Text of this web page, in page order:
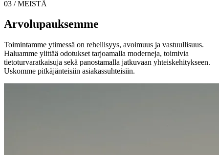
03 / MEISTÄ
Arvolupauksemme
Toimintamme ytimessä on rehellisyys, avoimuus ja vastuullisuus.
Haluamme ylittää odotukset tarjoamalla moderneja, toimivia
tietoturvaratkaisuja sekä panostamalla jatkuvaan yhteiskehitykseen.
Uskomme pitkäjänteisiin asiakassuhteisiin.